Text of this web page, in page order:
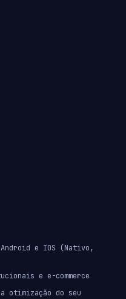
e IOS (Nativo,
e e-commerce
otimização do seu